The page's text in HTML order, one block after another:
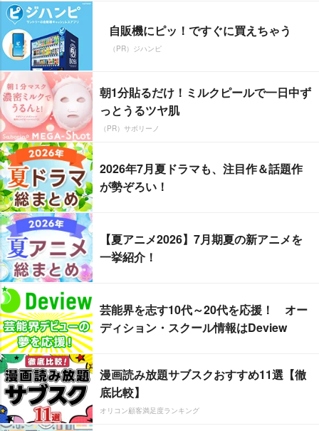
自販機にピッ！ですぐに買えちゃう
（PR）ジハンピ
朝1分貼るだけ！ミルクピールで一日中ず
っとうるツヤ肌
（PR）サボリーノ
2026年7月夏ドラマも、注目作＆話題作
が勢ぞろい！
【夏アニメ2026】7月期夏の新アニメを
一挙紹介！
芸能界を志す10代～20代を応援！ オー
ディション・スクール情報はDeview
漫画読み放題サブスクおすすめ11選【徹
底比較】
オリコン顧客満足度ランキング